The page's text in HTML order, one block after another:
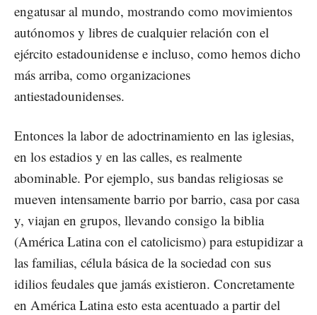
engatusar al mundo, mostrando como movimientos
autónomos y libres de cualquier relación con el
ejército estadounidense e incluso, como hemos dicho
más arriba, como organizaciones
antiestadounidenses.
Entonces la labor de adoctrinamiento en las iglesias,
en los estadios y en las calles, es realmente
abominable. Por ejemplo, sus bandas religiosas se
mueven intensamente barrio por barrio, casa por casa
y, viajan en grupos, llevando consigo la biblia
(América Latina con el catolicismo) para estupidizar a
las familias, célula básica de la sociedad con sus
idilios feudales que jamás existieron. Concretamente
en América Latina esto esta acentuado a partir del